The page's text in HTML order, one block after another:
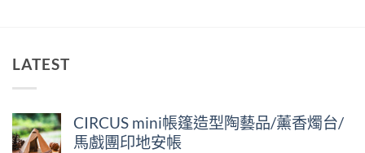
LATEST
CIRCUS mini帳篷造型陶藝品/薰香燭台/
馬戲團印地安帳